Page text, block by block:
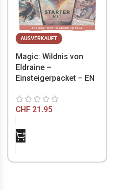
AUSVERKAUFT
Magic: Wildnis von
Eldraine –
Einsteigerpacket – EN
CHF 21.95